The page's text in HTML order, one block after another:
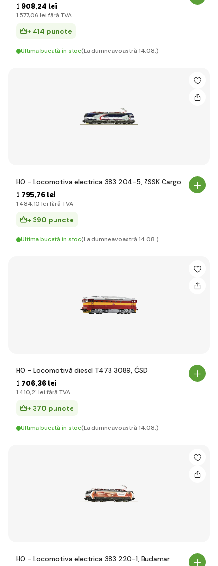
1 908,24 lei
1 577,06 lei fără TVA
+ 414 puncte
Ultima bucată în stoc(La dumneavoastră 14.08.)
H0 - Locomotiva electrica 383 204-5, ZSSK Cargo
1 795,76 lei
1 484,10 lei fără TVA
+ 390 puncte
Ultima bucată în stoc(La dumneavoastră 14.08.)
H0 - Locomotivă diesel T478 3089, ČSD
1 706,36 lei
1 410,21 lei fără TVA
+ 370 puncte
Ultima bucată în stoc(La dumneavoastră 14.08.)
H0 - Locomotiva electrica 383 220-1, Budamar